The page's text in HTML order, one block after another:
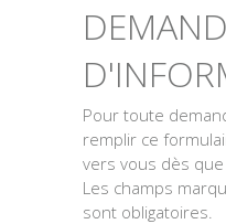
Pour toute
remplir ce
vers vous dès que
Les champs
sont obligatoires.